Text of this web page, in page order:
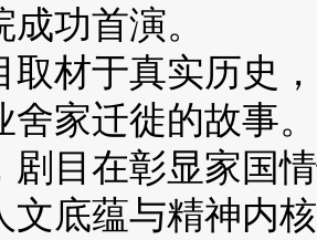
功首演。
于真实历史，
舍家迁徙的故事
剧目在彰显家国
文底蕴与精神内